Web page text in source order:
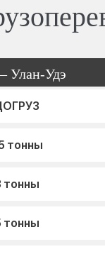
Улан-Удэ
тонны
тонны
тонны